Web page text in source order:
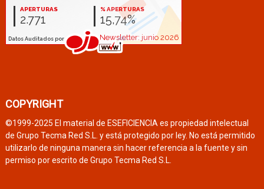
COPYRIGHT
©1999-2025 El material de ESEFICIENCIA es propiedad intelectual
de Grupo Tecma Red S.L. y está protegido por ley. No está permitido
utilizarlo de ninguna manera sin hacer referencia a la fuente y sin
permiso por escrito de Grupo Tecma Red S.L.